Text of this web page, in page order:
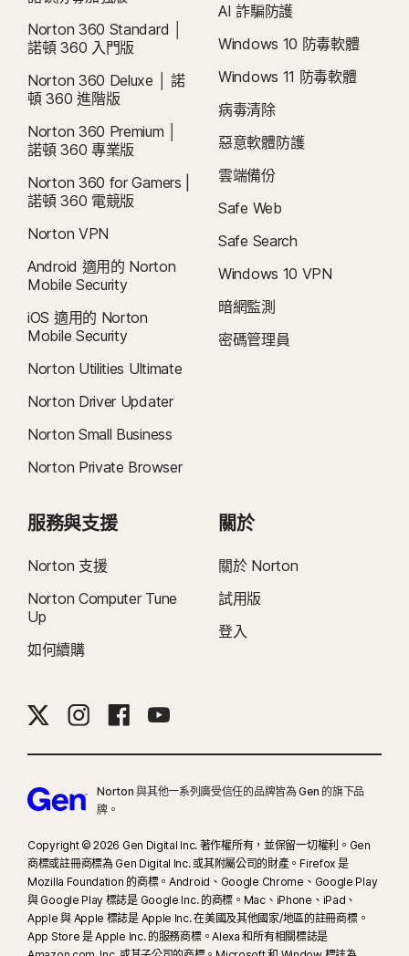
Norton 360 Standard │
諾頓 360 入門版
Norton 360 Deluxe │ 諾
頓 360 進階版
Norton 360 Premium │
諾頓 360 專業版
Norton 360 for Gamers |
諾頓 360 電競版
Norton VPN
Android 適用的 Norton
Mobile Security
iOS 適用的 Norton
Mobile Security
Norton Utilities Ultimate
Norton Driver Updater
Norton Small Business
Norton Private Browser
AI 詐騙防護
Windows 10 防毒軟體
Windows 11 防毒軟體
病毒清除
惡意軟體防護
雲端備份
Safe Web
Safe Search
Windows 10 VPN
暗網監測
密碼管理員
服務與支援
Norton 支援
Norton Computer Tune
Up
如何續購
關於
關於 Norton
試用版
登入
Norton 與其他一系列廣受信任的品牌皆為 Gen 的旗下品
牌。
Copyright © 2026 Gen Digital Inc. 著作權所有，並保留一切權利。Gen
商標或註冊商標為 Gen Digital Inc. 或其附屬公司的財產。Firefox 是
Mozilla Foundation 的商標。Android、Google Chrome、Google Play
與 Google Play 標誌是 Google Inc. 的商標。Mac、iPhone、iPad、
Apple 與 Apple 標誌是 Apple Inc. 在美國及其他國家/地區的註冊商標。
App Store 是 Apple Inc. 的服務商標。Alexa 和所有相關標誌是